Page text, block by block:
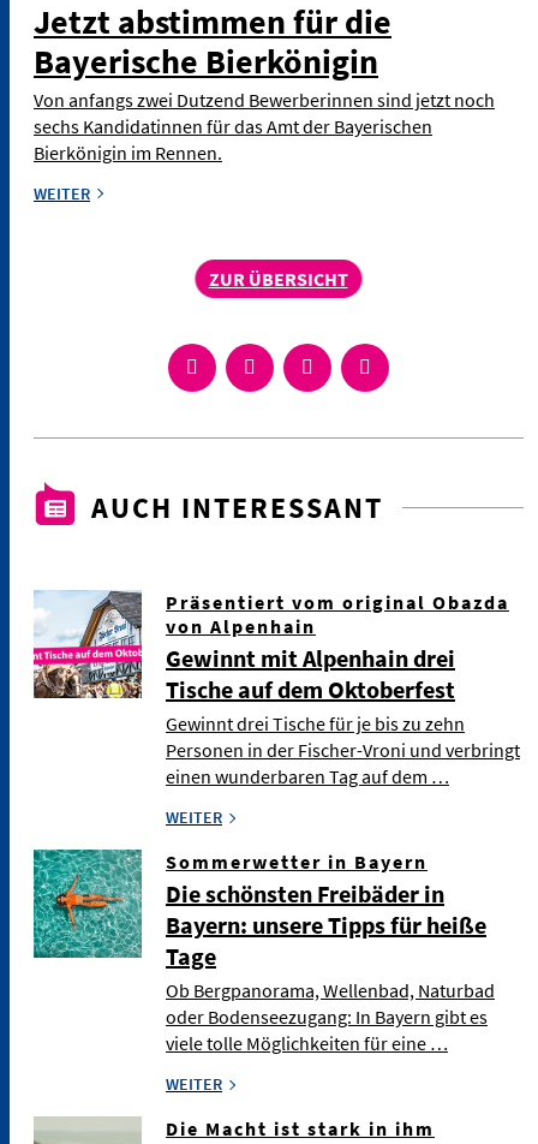
Jetzt abstimmen für die
Bayerische Bierkönigin
Von anfangs zwei Dutzend Bewerberinnen sind jetzt noch
sechs Kandidatinnen für das Amt der Bayerischen
Bierkönigin im Rennen.
WEITER
ZUR ÜBERSICHT
AUCH INTERESSANT
Präsentiert vom original Obazda
von Alpenhain
Gewinnt mit Alpenhain drei
Tische auf dem Oktoberfest
Gewinnt drei Tische für je bis zu zehn
Personen in der Fischer-Vroni und verbringt
einen wunderbaren Tag auf dem …
WEITER
Sommerwetter in Bayern
Die schönsten Freibäder in
Bayern: unsere Tipps für heiße
Tage
Ob Bergpanorama, Wellenbad, Naturbad
oder Bodenseezugang: In Bayern gibt es
viele tolle Möglichkeiten für eine …
WEITER
Die Macht ist stark in ihm